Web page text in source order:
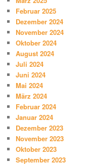
Februar 2025
Dezember 2024
November 2024
Oktober 2024
August 2024
Juli 2024
Juni 2024
Mai 2024
März 2024
Februar 2024
Januar 2024
Dezember 2023
November 2023
Oktober 2023
September 2023